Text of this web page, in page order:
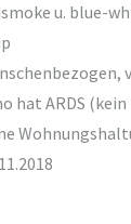
u. blue-
hat ARDS